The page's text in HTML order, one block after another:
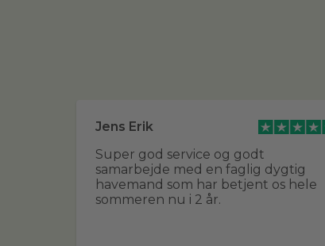
Jens Erik
Super god service og godt
samarbejde med en faglig dygtig
havemand som har betjent os hele
sommeren nu i 2 år.